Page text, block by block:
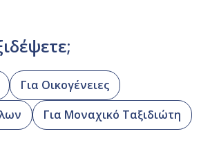
Για Οικογένειες
Για Μοναχικό Ταξιδιώτη